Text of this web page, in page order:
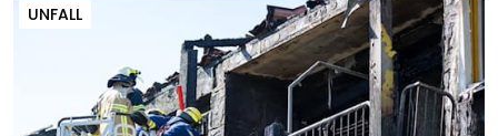
UNFALL